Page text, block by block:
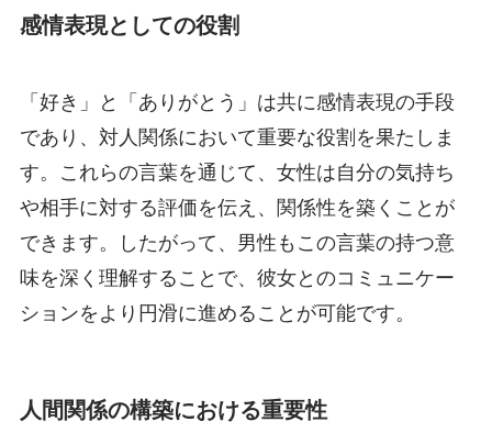
感情表現としての役割
「好き」と「ありがとう」は共に感情表現の手段
であり、対人関係において重要な役割を果たしま
す。これらの言葉を通じて、女性は自分の気持ち
や相手に対する評価を伝え、関係性を築くことが
できます。したがって、男性もこの言葉の持つ意
味を深く理解することで、彼女とのコミュニケー
ションをより円滑に進めることが可能です。
人間関係の構築における重要性